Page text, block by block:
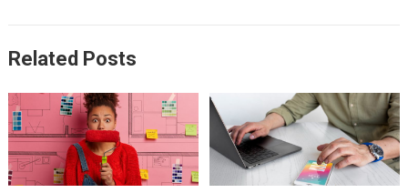
Related Posts